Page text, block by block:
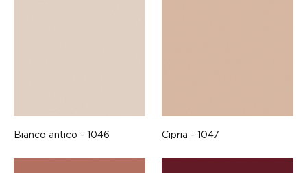
Bianco antico - 1046 Cipria - 1047